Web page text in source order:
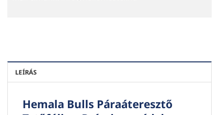
LEÍRÁS
Hemala Bulls Páraáteresztő